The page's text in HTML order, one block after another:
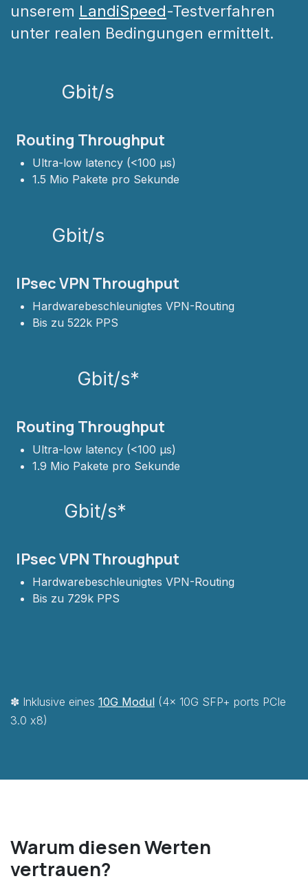
unserem LandiSpeed-Testverfahren
unter realen Bedingungen ermittelt.
Gbit/s
Routing Throughput
Ultra-low latency (<100 µs)
1.5 Mio Pakete pro Sekunde
Gbit/s
IPsec VPN Throughput
Hardwarebeschleunigtes VPN-Routing
Bis zu 522k PPS
Gbit/s*
Routing Throughput
Ultra-low latency (<100 µs)
1.9 Mio Pakete pro Sekunde
Gbit/s*
IPsec VPN Throughput
Hardwarebeschleunigtes VPN-Routing
Bis zu 729k PPS
✽ Inklusive eines 10G M​odul (4x 10G SFP+ ports PCIe
3.0 x8)
Warum diesen Werten
vertrauen?